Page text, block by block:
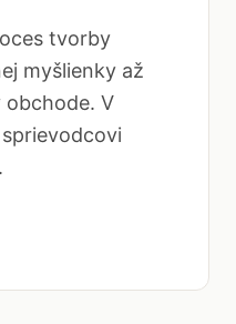
tvorby
myšlienky až
V